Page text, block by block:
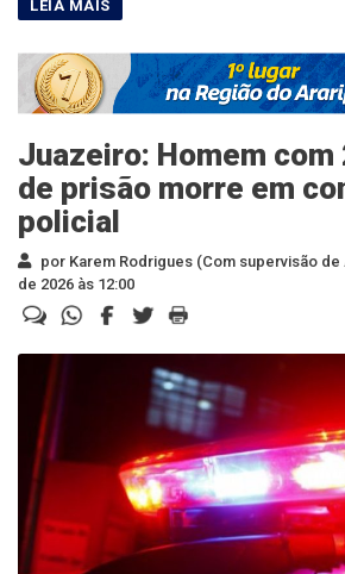
Juazeiro: Homem com
de prisão morre em
policial
por Karem Rodrigues (Com supervisão de
de 2026 às 12:00